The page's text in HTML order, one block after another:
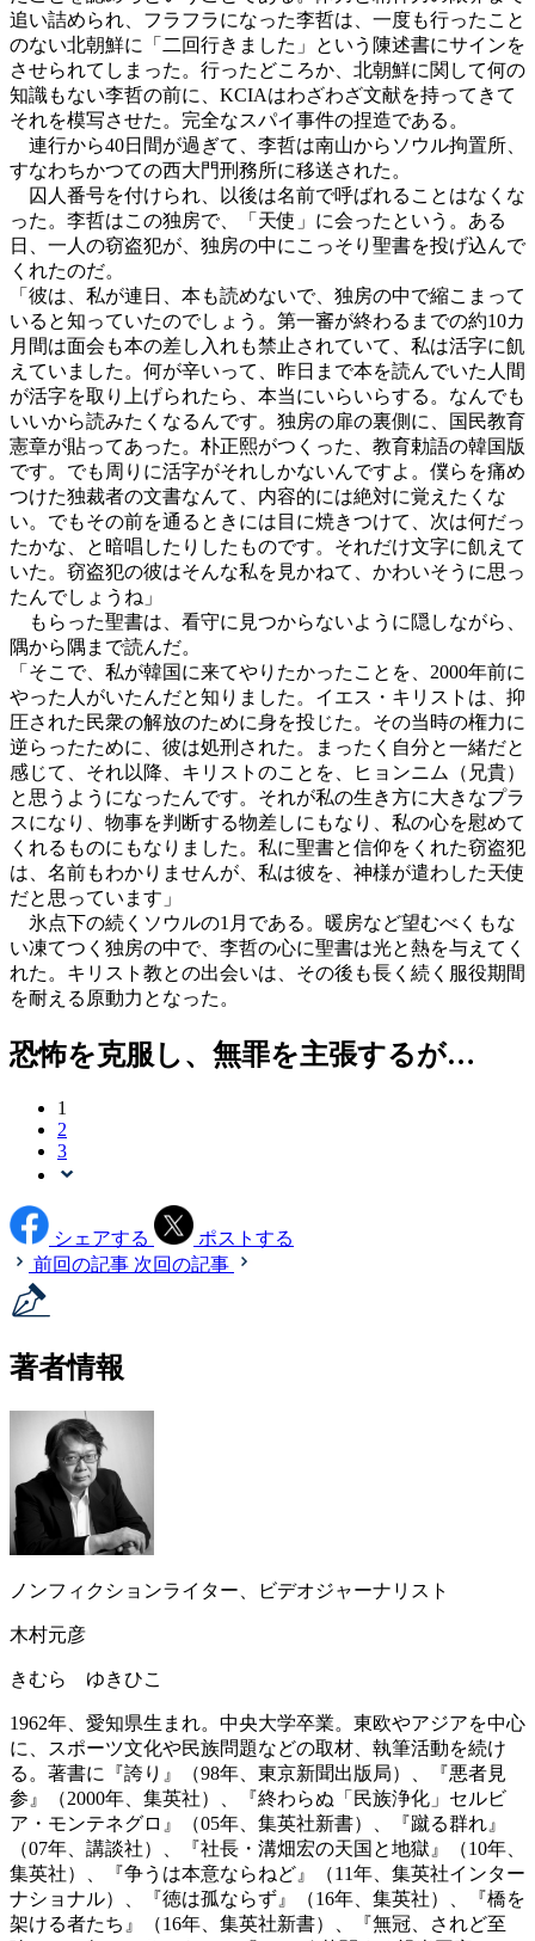
追い詰められ、フラフラになった李哲は、一度も行ったこと
のない北朝鮮に「二回行きました」という陳述書にサインを
させられてしまった。行ったどころか、北朝鮮に関して何の
知識もない李哲の前に、KCIAはわざわざ文献を持ってきて
それを模写させた。完全なスパイ事件の捏造である。
連行から40日間が過ぎて、李哲は南山からソウル拘置所、
すなわちかつての西大門刑務所に移送された。
囚人番号を付けられ、以後は名前で呼ばれることはなくな
った。李哲はこの独房で、「天使」に会ったという。ある
日、一人の窃盗犯が、独房の中にこっそり聖書を投げ込んで
くれたのだ。
「彼は、私が連日、本も読めないで、独房の中で縮こまって
いると知っていたのでしょう。第一審が終わるまでの約10カ
月間は面会も本の差し入れも禁止されていて、私は活字に飢
えていました。何が辛いって、昨日まで本を読んでいた人間
が活字を取り上げられたら、本当にいらいらする。なんでも
いいから読みたくなるんです。独房の扉の裏側に、国民教育
憲章が貼ってあった。朴正熙がつくった、教育勅語の韓国版
です。でも周りに活字がそれしかないんですよ。僕らを痛め
つけた独裁者の文書なんて、内容的には絶対に覚えたくな
い。でもその前を通るときには目に焼きつけて、次は何だっ
たかな、と暗唱したりしたものです。それだけ文字に飢えて
いた。窃盗犯の彼はそんな私を見かねて、かわいそうに思っ
たんでしょうね」
もらった聖書は、看守に見つからないように隠しながら、
隅から隅まで読んだ。
「そこで、私が韓国に来てやりたかったことを、2000年前に
やった人がいたんだと知りました。イエス・キリストは、抑
圧された民衆の解放のために身を投じた。その当時の権力に
逆らったために、彼は処刑された。まったく自分と一緒だと
感じて、それ以降、キリストのことを、ヒョンニム（兄貴）
と思うようになったんです。それが私の生き方に大きなプラ
スになり、物事を判断する物差しにもなり、私の心を慰めて
くれるものにもなりました。私に聖書と信仰をくれた窃盗犯
は、名前もわかりませんが、私は彼を、神様が遣わした天使
だと思っています」
氷点下の続くソウルの1月である。暖房など望むべくもな
い凍てつく独房の中で、李哲の心に聖書は光と熱を与えてく
れた。キリスト教との出会いは、その後も長く続く服役期間
を耐える原動力となった。
恐怖を克服し、無罪を主張するが…
1
2
3
シェアする
ポストする
前回の記事 次回の記事
著者情報
ノンフィクションライター、ビデオジャーナリスト
木村元彦
きむら ゆきひこ
1962年、愛知県生まれ。中央大学卒業。東欧やアジアを中心
に、スポーツ文化や民族問題などの取材、執筆活動を続け
る。著書に『誇り』（98年、東京新聞出版局）、『悪者見
参』（2000年、集英社）、『終わらぬ「民族浄化」セルビ
ア・モンテネグロ』（05年、集英社新書）、『蹴る群れ』
（07年、講談社）、『社長・溝畑宏の天国と地獄』（10年、
集英社）、『争うは本意ならねど』（11年、集英社インター
ナショナル）、『徳は孤ならず』（16年、集英社）、『橋を
架ける者たち』（16年、集英社新書）、『無冠、されど至